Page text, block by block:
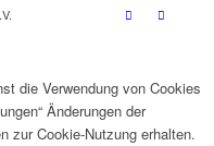
die Verwendung von Cookies
Änderungen der
zur Cookie-Nutzung erhalten.